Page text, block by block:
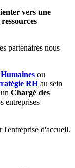
vers une
partenaires nous
ou
RHau sein
Chargé des
entreprises
l'entreprise d'accueil.